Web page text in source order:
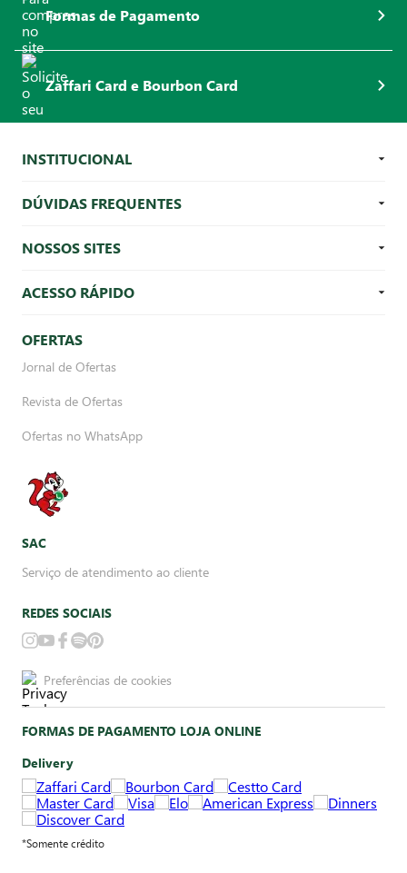
Formas de Pagamento
Zaffari Card e Bourbon Card
INSTITUCIONAL
DÚVIDAS FREQUENTES
NOSSOS SITES
ACESSO RÁPIDO
OFERTAS
Jornal de Ofertas
Revista de Ofertas
Ofertas no WhatsApp
SAC
Serviço de atendimento ao cliente
REDES SOCIAIS
Preferências de cookies
FORMAS DE PAGAMENTO LOJA ONLINE
Delivery
*Somente crédito